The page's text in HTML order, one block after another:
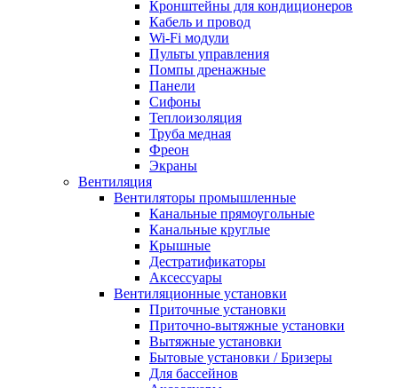
Кронштейны для кондиционеров
Кабель и провод
Wi-Fi модули
Пульты управления
Помпы дренажные
Панели
Сифоны
Теплоизоляция
Труба медная
Фреон
Экраны
Вентиляция
Вентиляторы промышленные
Канальные прямоугольные
Канальные круглые
Крышные
Дестратификаторы
Аксессуары
Вентиляционные установки
Приточные установки
Приточно-вытяжные установки
Вытяжные установки
Бытовые установки / Бризеры
Для бассейнов